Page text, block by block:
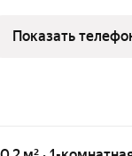
инфраструктура. -
30.3 м2 + застекленная
Показать